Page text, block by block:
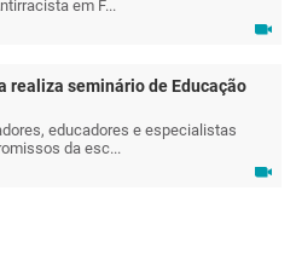
em F...
realiza seminário de Educação
educadores e especialistas
da esc...